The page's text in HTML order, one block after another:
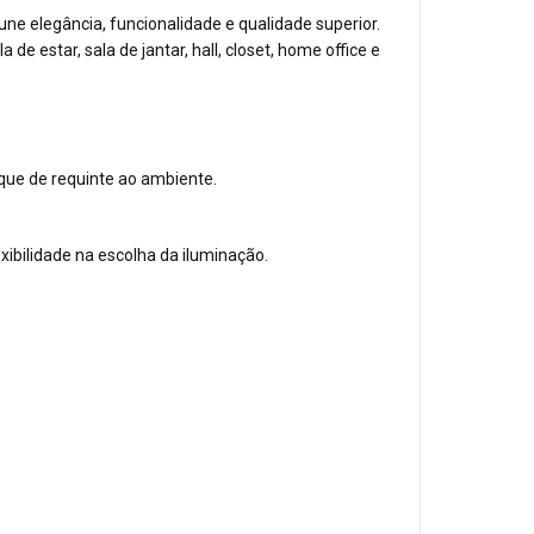
elegância, funcionalidade e qualidade superior.
estar, sala de jantar, hall, closet, home office e
de requinte ao ambiente.
na escolha da iluminação.